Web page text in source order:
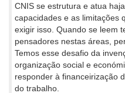
CNIS se estrutura e atua
capacidades e as limitações
exigir isso. Quando se leem
pensadores nestas áreas,
Temos esse desafio da
organização social e
responder à financeirização
do trabalho.